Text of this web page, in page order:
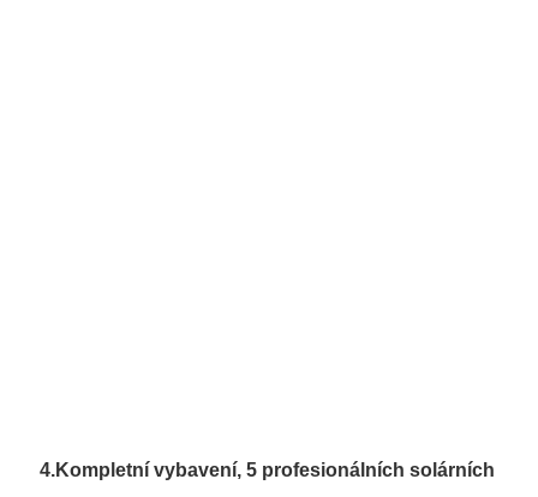
4.Kompletní vybavení, 5 profesionálních solárních